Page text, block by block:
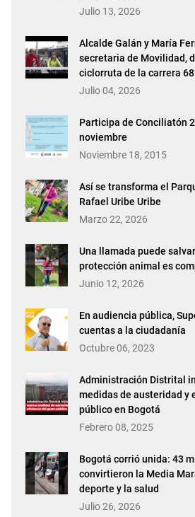
Julio 13, 2026
Alcalde Galán y María
secretaria de Movilidad,
ciclorruta de la carrera 68
Julio 04, 2026
Participa de Conciliatón
noviembre
Noviembre 18, 2015
Así se transforma el
Rafael Uribe Uribe
Marzo 22, 2026
Una llamada puede
protección animal es
Junio 12, 2026
En audiencia pública,
cuentas a la ciudadanía
Octubre 06, 2023
Administración Distrital
medidas de austeridad y
público en Bogotá
Febrero 08, 2025
Bogotá corrió unida: 43
convirtieron la Media
deporte y la salud
Julio 26, 2026